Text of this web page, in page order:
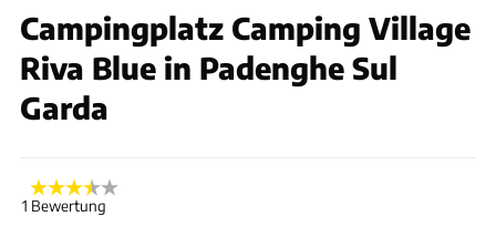
Campingplatz Camping Village
Riva Blue in Padenghe Sul
Garda
1 Bewertung